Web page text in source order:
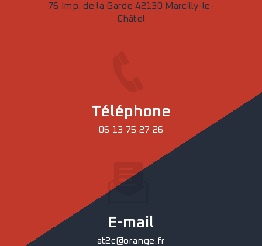
76 Imp. de la Garde 42130 Marcilly-le-
Châtel
Téléphone
06 13 75 27 26
E-mail
at2c@orange.fr